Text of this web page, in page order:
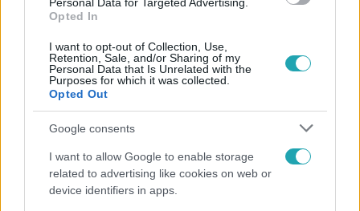
Opted In
I want to opt-out of Collection, Use,
Retention, Sale, and/or Sharing of my
Personal Data that Is Unrelated with the
Purposes for which it was collected.
Opted Out
Google consents
I want to allow Google to enable storage
related to advertising like cookies on web or
device identifiers in apps.
Reggeli
19 évesen nyert modellversenyt Heidi Klum –